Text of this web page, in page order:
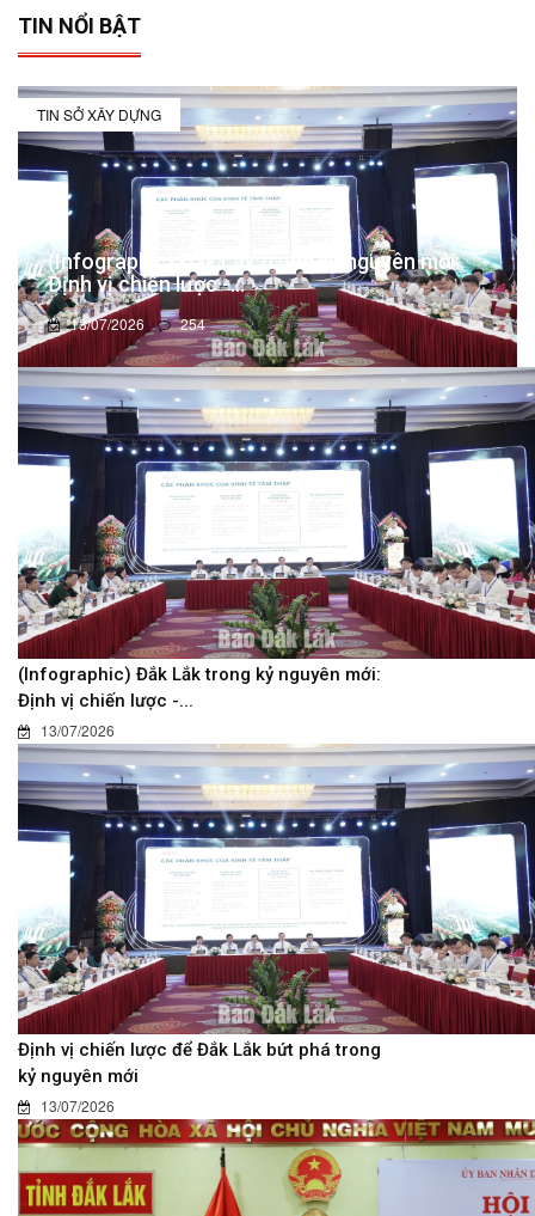
TIN NỔI BẬT
TIN SỞ XÂY DỰNG
(Infographic) Đắk Lắk trong kỷ nguyên mới:
Định vị chiến lược -...
13/07/2026 254
(Infographic) Đắk Lắk trong kỷ nguyên mới:
Định vị chiến lược -...
13/07/2026
Định vị chiến lược để Đắk Lắk bứt phá trong
kỷ nguyên mới
13/07/2026